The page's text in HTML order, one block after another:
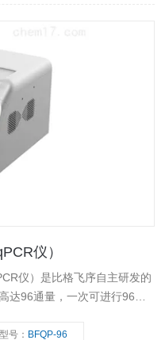
仪）
仪）是比格飞序自主研发的
达96通量，一次可进行96个
号： BFQP-96